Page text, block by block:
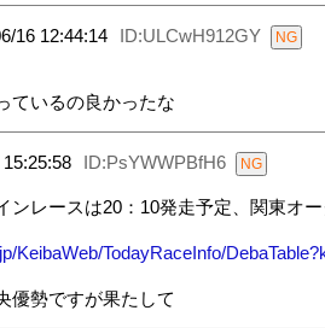
16 12:44:14 ID:ULCwH912GY
ているの良かったな
ID:PsYWWPBfH6
ンレースは20：10発走予定、関東オ
KeibaWeb/TodayRaceInfo/
優勢ですが果たして